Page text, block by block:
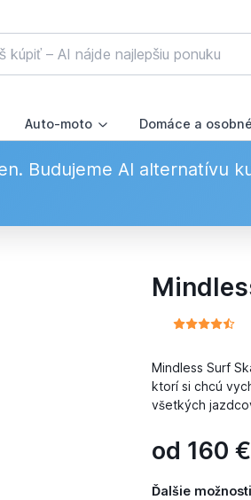
Auto-moto Domáce a
Budujeme AI alternatívu
Mindless Surf
ktorí si chcú
všetkých
od 160 €
Ďalšie možnosti